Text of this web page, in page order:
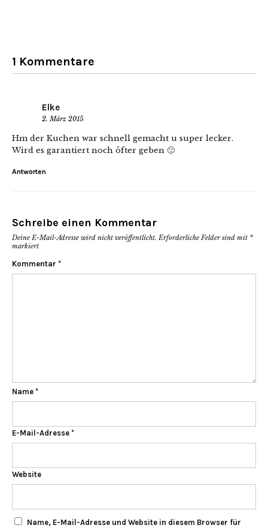
1 Kommentare
Elke
2. März 2015
Hm der Kuchen war schnell gemacht u super lecker.
Wird es garantiert noch öfter geben 🙂
Antworten
Schreibe einen Kommentar
Deine E-Mail-Adresse wird nicht veröffentlicht. Erforderliche Felder sind mit *
markiert
Kommentar *
Name *
E-Mail-Adresse *
Website
Name, E-Mail-Adresse und Website in diesem Browser für